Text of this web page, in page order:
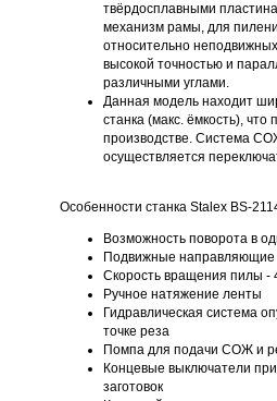
твёрдосплавными
механизм рамы, для
относительно
высокой точностью и
различными углами.
Данная модель находит
станка (макс. ёмкость),
производстве. Система
осуществляется
Особенности станка Stalex BS-
Возможность поворота в
Подвижные направляющие
Скорость вращения пилы -
Ручное натяжение ленты
Гидравлическая система
точке реза
Помпа для подачи СОЖ и
Концевые выключатели
заготовок